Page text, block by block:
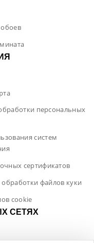
персональных
систем
сертификатов
файлов куки
cookie
СЕТЯХ